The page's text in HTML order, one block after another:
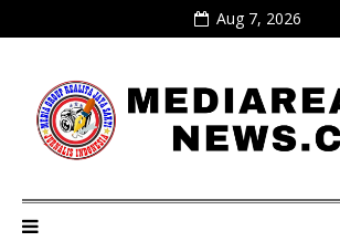
Aug 7, 2026